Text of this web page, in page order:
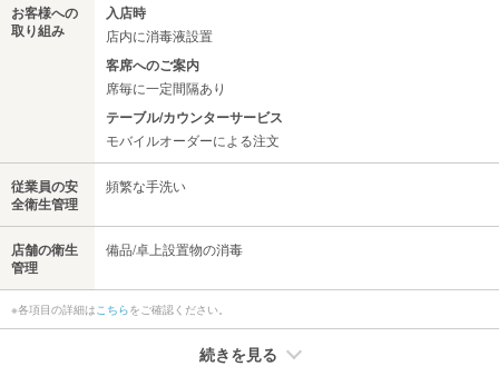
お客様への
取り組み
入店時
店内に消毒液設置
客席へのご案内
席毎に一定間隔あり
テーブル/カウンターサービス
モバイルオーダーによる注文
従業員の安
全衛生管理
頻繁な手洗い
店舗の衛生
管理
備品/卓上設置物の消毒
※各項目の詳細はこちらをご確認ください。
続きを見る